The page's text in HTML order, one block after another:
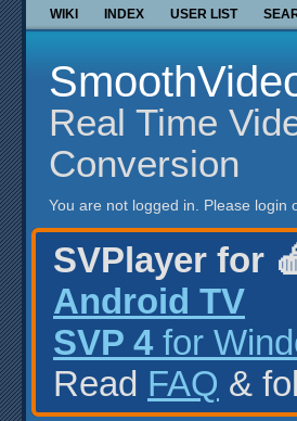
WIKI INDEX USER LIST
Real Time
Conversion
You are not logged in. Please login
SVPlayer for
Android TV
SVP 4 for
Read FAQ &